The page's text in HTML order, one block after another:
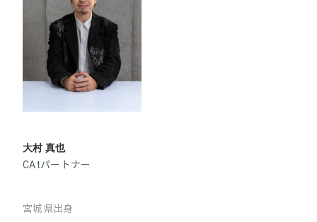
大村 真也
CAtパートナー
宮城県出身